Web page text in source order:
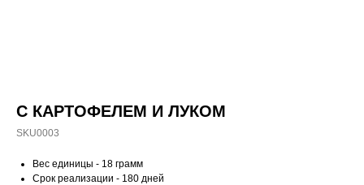
С КАРТОФЕЛЕМ И ЛУКОМ
SKU0003
Вес единицы - 18 грамм
Срок реализации - 180 дней